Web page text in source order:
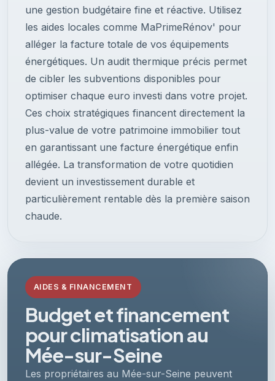
une gestion budgétaire fine et réactive. Utilisez
les aides locales comme MaPrimeRénov' pour
alléger la facture totale de vos équipements
énergétiques. Un audit thermique précis permet
de cibler les subventions disponibles pour
optimiser chaque euro investi dans votre projet.
Ces choix stratégiques financent directement la
plus-value de votre patrimoine immobilier tout
en garantissant une facture énergétique enfin
allégée. La transformation de votre quotidien
devient un investissement durable et
particulièrement rentable dès la première saison
chaude.
AIDES & FINANCEMENT
Budget et financement
pour climatisation au
Mée-sur-Seine
Les propriétaires au Mée-sur-Seine peuvent